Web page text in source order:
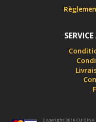
Copyright 2016